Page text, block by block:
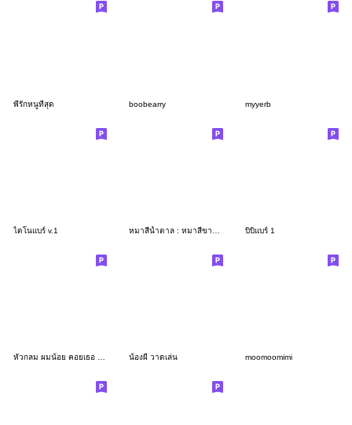
พี่รักหนูที่สุด boobearry myyerb
ไดโนแบร์ v.1 บิบิแบร์ 1
หัวกลม ผมน้อย คอยเธอ 3 (love you) น้องผี วาดเล่น moomoomimi